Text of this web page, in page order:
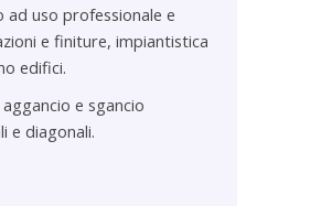
uso professionale e
e finiture, impiantistica
edifici.
e sgancio
e diagonali.